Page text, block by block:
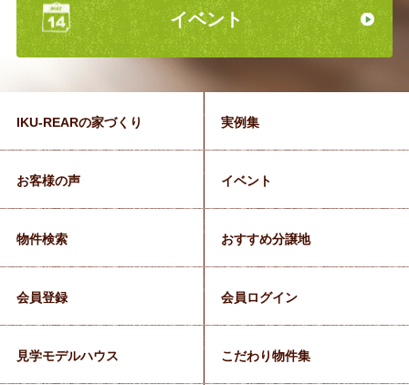
イベント
IKU-REARの家づくり 実例集
お客様の声 イベント
物件検索 おすすめ分譲地
会員登録 会員ログイン
見学モデルハウス こだわり物件集